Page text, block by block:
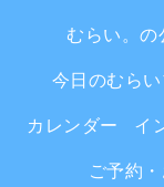
むらい。の
今日のむら
カレンダー イ
ご予約